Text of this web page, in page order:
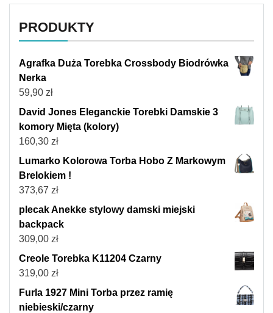
PRODUKTY
Agrafka Duża Torebka Crossbody Biodrówka
Nerka
59,90 zł
David Jones Eleganckie Torebki Damskie 3
komory Mięta (kolory)
160,30 zł
Lumarko Kolorowa Torba Hobo Z Markowym
Brelokiem !
373,67 zł
plecak Anekke stylowy damski miejski
backpack
309,00 zł
Creole Torebka K11204 Czarny
319,00 zł
Furla 1927 Mini Torba przez ramię
niebieski/czarny